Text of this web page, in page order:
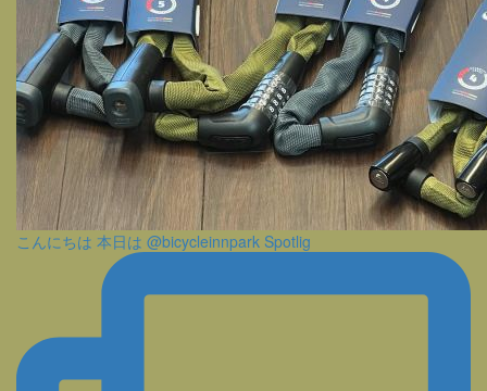
こんにちは 本日は @bicycleinnpark Spotlig